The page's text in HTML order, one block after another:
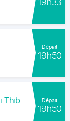
19h33
Départ
19h50
Prix QG Nautic Martin-Eglise (Prix le Roi Thibault) Départ
19h50